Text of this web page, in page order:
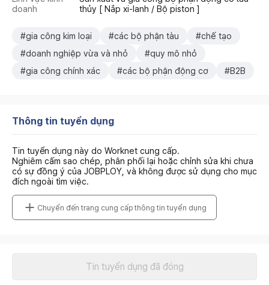
doanh
thủy [ Nắp xi-lanh / Bộ piston ]
#gia công kim loại #các bộ phận tàu
#chế tạo
#doanh nghiệp vừa và nhỏ
#quy mô nhỏ
#gia công chính xác
#các bộ phận động cơ #B2B
Thông tin tuyển dụng
Tin tuyển dụng này do Worknet cung cấp.
Nghiêm cấm sao chép, phân phối lại hoặc chỉnh sửa khi chưa
có sự đồng ý của JOBPLOY, và không được sử dụng cho mục
đích ngoài tìm việc.
Chuyển đến trang cung cấp thông tin tuyển dụng
Tin tuyển dụng đã đóng